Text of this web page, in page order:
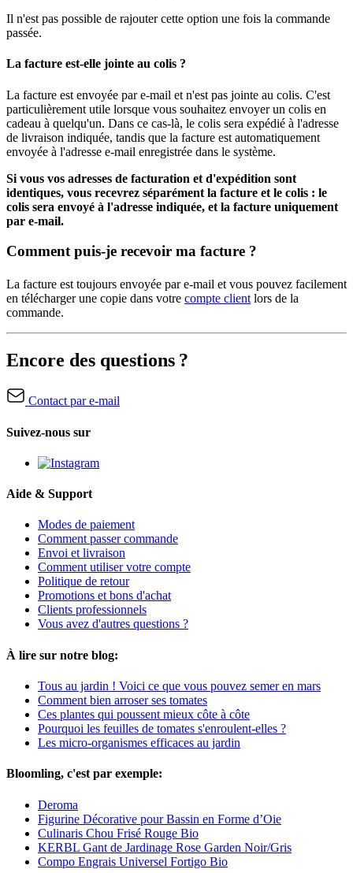
Il n'est pas possible de rajouter cette option une fois la commande
passée.
La facture est-elle jointe au colis ?
La facture est envoyée par e-mail et n'est pas jointe au colis. C'est
particulièrement utile lorsque vous souhaitez envoyer un colis en
cadeau à quelqu'un. Dans ce cas-là, le colis sera expédié à l'adresse
de livraison indiquée, tandis que la facture est automatiquement
envoyée à l'adresse e-mail enregistrée dans le système.
Si vous vos adresses de facturation et d'expédition sont
identiques, vous recevrez séparément la facture et le colis : le
colis sera envoyé à l'adresse indiquée, et la facture uniquement
par e-mail.
Comment puis-je recevoir ma facture ?
La facture est toujours envoyée par e-mail et vous pouvez facilement
en télécharger une copie dans votre compte client lors de la
commande.
Encore des questions ?
Contact par e-mail
Suivez-nous sur
Aide & Support
Modes de paiement
Comment passer commande
Envoi et livraison
Comment utiliser votre compte
Politique de retour
Promotions et bons d'achat
Clients professionnels
Vous avez d'autres questions ?
À lire sur notre blog:
Tous au jardin ! Voici ce que vous pouvez semer en mars
Comment bien arroser ses tomates
Ces plantes qui poussent mieux côte à côte
Pourquoi les feuilles de tomates s'enroulent-elles ?
Les micro-organismes efficaces au jardin
Bloomling, c'est par exemple:
Deroma
Figurine Décorative pour Bassin en Forme d’Oie
Culinaris Chou Frisé Rouge Bio
KERBL Gant de Jardinage Rose Garden Noir/Gris
Compo Engrais Universel Fortigo Bio